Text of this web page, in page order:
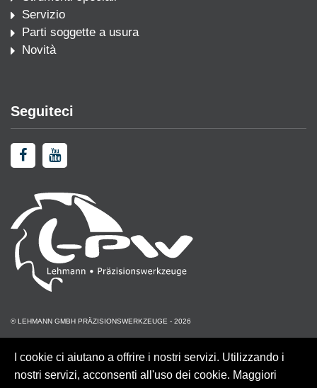
Servizio
Parti soggette a usura
Novità
Seguiteci
© LEHMANN GMBH PRÄZISIONSWERKZEUGE - 2026
I cookie ci aiutano a offrire i nostri servizi. Utilizzando i
nostri servizi, acconsenti all'uso dei cookie. Maggiori